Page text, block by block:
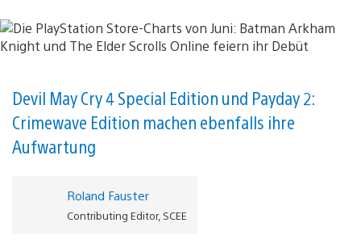
Devil May Cry 4 Special Edition und Payday 2:
Crimewave Edition machen ebenfalls ihre
Aufwartung
Roland Fauster
Contributing Editor, SCEE